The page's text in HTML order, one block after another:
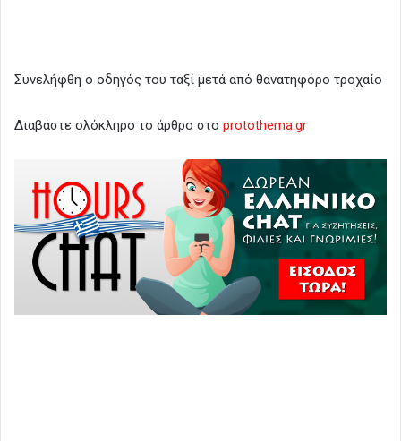
Συνελήφθη ο οδηγός του ταξί μετά από θανατηφόρο τροχαίο
Διαβάστε ολόκληρο το άρθρο στο protothema.gr